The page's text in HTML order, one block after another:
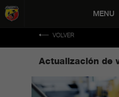
MENU
VOLVER
Actualización de